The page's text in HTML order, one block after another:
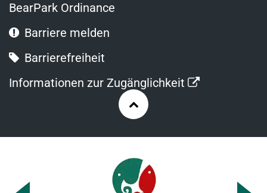
BearPark Ordinance
Barriere melden
Barrierefreiheit
Informationen zur Zugänglichkeit
Opens
Zurück
oben